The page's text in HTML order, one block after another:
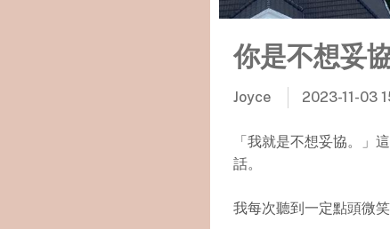
你是不想妥
Joyce 2023-11-03
「我就是不想妥協。」
話。
我每次聽到一定點頭微